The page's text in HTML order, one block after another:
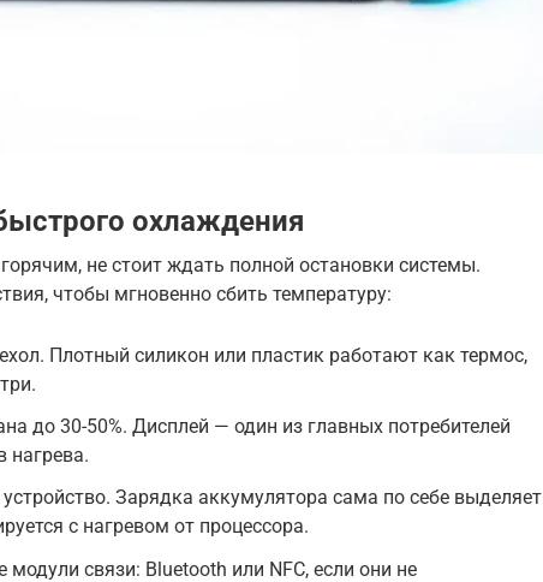
охлаждения
не стоит ждать полной остановки системы.
чтобы мгновенно сбить температуру:
Плотный силикон или пластик работают как термос,
до 30-50%. Дисплей — один из главных потребителей
нагрева.
Зарядка аккумулятора сама по себе выделяет
с нагревом от процессора.
связи: Bluetooth или NFC, если они не